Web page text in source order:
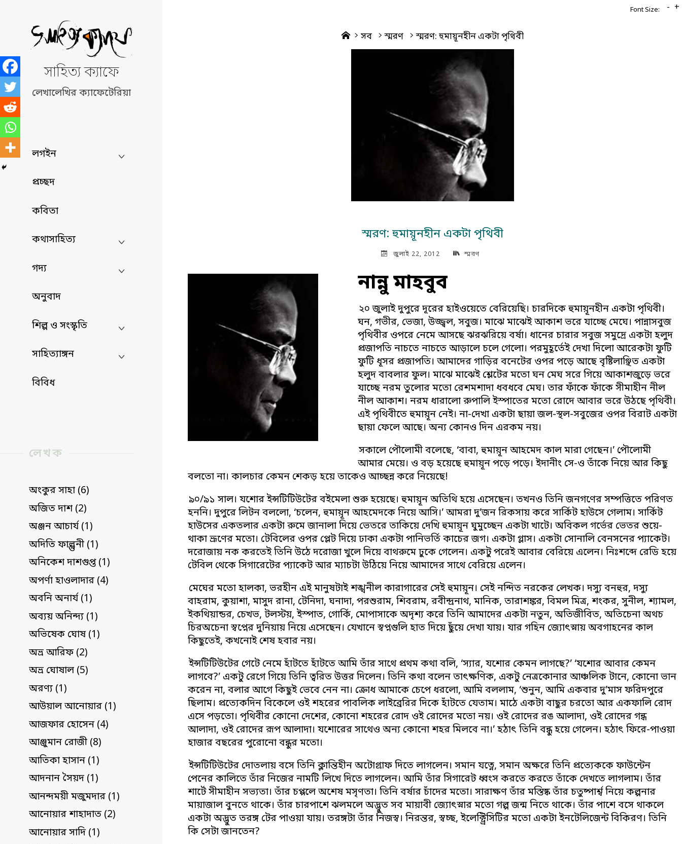
content
সাহিত্য ক্যাফে
লেখালেখির ক্যাফেটেরিয়া
লগইন
প্রচ্ছদ
কবিতা
কথাসাহিত্য
গদ্য
অনুবাদ
শিল্প ও সংস্কৃতি
সাহিত্যাঙ্গন
বিবিধ
লেখক
অংকুর সাহা (6)
অজিত দাশ (2)
অঞ্জন আচার্য (1)
অদিতি ফাল্গুনী (1)
অনিকেশ দাশগুপ্ত (1)
অপর্ণা হাওলাদার (4)
অবনি অনার্য (1)
অব্যয় অনিন্দ্য (1)
অভিষেক ঘোষ (1)
অভ্র আরিফ (2)
অভ্র ঘোষাল (5)
অরণ্য (1)
আউয়াল আনোয়ার (1)
আজফার হোসেন (4)
আঞ্জুমান রোজী (8)
আতিকা হাসান (1)
আদনান সৈয়দ (1)
আনন্দময়ী মজুমদার (1)
আনোয়ার শাহাদাত (2)
আনোয়ার সাদি (1)
Home
সব স্মরণ স্মরণ: হুমায়ূনহীন একটা পৃথিবী
স্মরণ: হুমায়ূনহীন একটা পৃথিবী
জুলাই 22, 2012 স্মরণ
নান্নু মাহবুব
২০ জুলাই দুপুরে দূরের হাইওয়েতে বেরিয়েছি। চারদিকে হুমায়ূনহীন একটা পৃথিবী।
ঘন, গভীর, ভেজা, উজ্জ্বল, সবুজ। মাঝে মাঝেই আকাশ ভরে যাচ্ছে মেঘে। পান্নাসবুজ
পৃথিবীর ওপরে নেমে আসছে ঝরঝরিয়ে বর্ষা। ধানের চারার সবুজ সমুদ্রে একটা হলুদ
প্রজাপতি নাচতে নাচতে আড়ালে চলে গেলো। পরমুহূর্তেই দেখা দিলো আরেকটা ফুটি
ফুটি ধূসর প্রজাপতি। আমাদের গাড়ির বনেটের ওপর পড়ে আছে বৃষ্টিলাঞ্ছিত একটা
হলুদ বাবলার ফুল। মাঝে মাঝেই শ্লেটের মতো ঘন মেঘ সরে গিয়ে আকাশজুড়ে ভরে
যাচ্ছে নরম তুলোর মতো রেশমশাদা ধবধবে মেঘ। তার ফাঁকে ফাঁকে সীমাহীন নীল
নীল আকাশ। নরম ধারালো রুপালি ইস্পাতের মতো রোদে আবার ভরে উঠছে পৃথিবী।
এই পৃথিবীতে হুমায়ূন নেই। না-দেখা একটা ছায়া জল-স্থল-সবুজের ওপর বিরাট একটা
ছায়া ফেলে আছে। অন্য কোনও দিন এরকম নয়।
সকালে পৌলোমী বলেছে, ‘বাবা, হুমায়ূন আহমেদ কাল মারা গেছেন।’ পৌলোমী
আমার মেয়ে। ও বড় হয়েছে হুমায়ূন পড়ে পড়ে। ইদানীং সে-ও তাঁকে নিয়ে আর কিছু
বলতো না। কালচার কেমন শেকড় হয়ে তাকেও আচ্ছন্ন করে নিয়েছে!
৯০/৯১ সাল। যশোর ইন্সটিটিউটের বইমেলা শুরু হয়েছে। হুমায়ূন অতিথি হয়ে এসেছেন। তখনও তিনি জনগণের সম্পত্তিতে পরিণত
হননি। দুপুরে লিটন বললো, ‘চলেন, হুমায়ূন আহমেদকে নিয়ে আসি।’ আমরা দু’জন রিকসায় করে সার্কিট হাউসে গেলাম। সার্কিট
হাউসের একতলার একটা রুমে জানালা দিয়ে ভেতরে তাকিয়ে দেখি হুমায়ূন ঘুমুচ্ছেন একটা খাটে। অবিকল গর্ভের ভেতর শুয়ে-
থাকা ভ্রূণের মতো। টেবিলের ওপর প্লেট দিয়ে ঢাকা একটা পানিভর্তি কাচের জগ। একটা গ্লাস। একটা সোনালি বেনসনের প্যাকেট।
দরোজায় নক করতেই তিনি উঠে দরোজা খুলে দিয়ে বাথরুমে ঢুকে গেলেন। একটু পরেই আবার বেরিয়ে এলেন। নিঃশব্দে রেডি হয়ে
টেবিল থেকে সিগারেটের প্যাকেট আর ম্যাচটা উঠিয়ে নিয়ে আমাদের সাথে বেরিয়ে এলেন।
মেঘের মতো হালকা, ভরহীন এই মানুষটাই শঙ্খনীল কারাগারের সেই হুমায়ূন। সেই নন্দিত নরকের লেখক। দস্যু বনহুর, দস্যু
বাহরাম, কুয়াশা, মাসুদ রানা, টেনিদা, ঘনাদা, পরশুরাম, শিবরাম, রবীন্দ্রনাথ, মানিক, তারাশঙ্কর, বিমল মিত্র, শংকর, সুনীল, শ্যামল,
ইকথিয়ান্ডর, চেখভ, টলস্টয়, ইস্পাত, গোর্কি, মোপাসাকে অদৃশ্য করে তিনি আমাদের একটা নতুন, অতিজীবিত, অতিচেনা অথচ
চিরঅচেনা স্বপ্নের দুনিয়ায় নিয়ে এসেছেন। যেখানে স্বপ্নগুলি হাত দিয়ে ছুঁয়ে দেখা যায়। যার গহিন জ্যোৎস্নায় অবগাহনের কাল
কিছুতেই, কখনোই শেষ হবার নয়।
ইন্সটিটিউটের গেটে নেমে হাঁটতে হাঁটতে আমি তাঁর সাথে প্রথম কথা বলি, ‘স্যার, যশোর কেমন লাগছে?’ ‘যশোর আবার কেমন
লাগবে?’ একটু রেগে গিয়ে তিনি ত্বরিত উত্তর দিলেন। তিনি কথা বলেন তাৎক্ষণিক, একটু নেত্রকোনার আঞ্চলিক টানে, কোনো ভান
করেন না, বলার আগে কিছুই ভেবে নেন না। ক্রোধ আমাকে চেপে ধরলো, আমি বললাম, ‘শুনুন, আমি একবার দু’মাস ফরিদপুরে
ছিলাম। প্রত্যেকদিন বিকেলে ওই শহরের পাবলিক লাইব্রেরির দিকে হাঁটতে যেতাম। মাঠে একটা বাছুর চরতো আর একফালি রোদ
এসে পড়তো। পৃথিবীর কোনো দেশের, কোনো শহরের রোদ ওই রোদের মতো নয়। ওই রোদের রঙ আলাদা, ওই রোদের গন্ধ
আলাদা, ওই রোদের রূপ আলাদা। যশোরের সাথেও অন্য কোনো শহর মিলবে না।’ হঠাৎ তিনি বন্ধু হয়ে গেলেন। হঠাৎ ফিরে-পাওয়া
হাজার বছরের পুরোনো বন্ধুর মতো।
ইন্সটিটিউটের দোতলায় বসে তিনি ক্লান্তিহীন অটোগ্রাফ দিতে লাগলেন। সমান যত্নে, সমান অক্ষরে তিনি প্রত্যেককে ফাউন্টেন
পেনের কালিতে তাঁর নিজের নামটি লিখে দিতে লাগলেন। আমি তাঁর সিগারেট ধ্বংস করতে করতে তাঁকে দেখতে লাগলাম। তাঁর
শার্টে সীমাহীন সভ্যতা। তাঁর চপ্পলে অশেষ মসৃণতা। তিনি বর্ষার চাঁদের মতো। সারাক্ষণ তাঁর মস্তিষ্ক তাঁর চতুষ্পার্শ্ব নিয়ে কল্পনার
মায়াজাল বুনতে থাকে। তাঁর চারপাশে ঝলমলে অদ্ভুত সব মায়াবী জ্যোৎস্নার মতো গল্প জন্ম নিতে থাকে। তাঁর পাশে বসে থাকলে
একটা অদ্ভুত তরঙ্গ টের পাওয়া যায়। তরঙ্গটা তাঁর নিজস্ব। নিরন্তর, স্বচ্ছ, ইলেক্ট্রিসিটির মতো একটা ইনটেলিজেন্ট বিকিরণ। তিনি
কি সেটা জানতেন?
Font Size: - +